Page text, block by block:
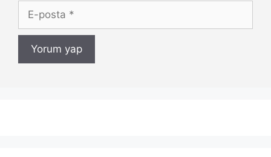
posta